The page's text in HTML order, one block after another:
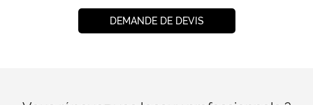
DEMANDE DE DEVIS